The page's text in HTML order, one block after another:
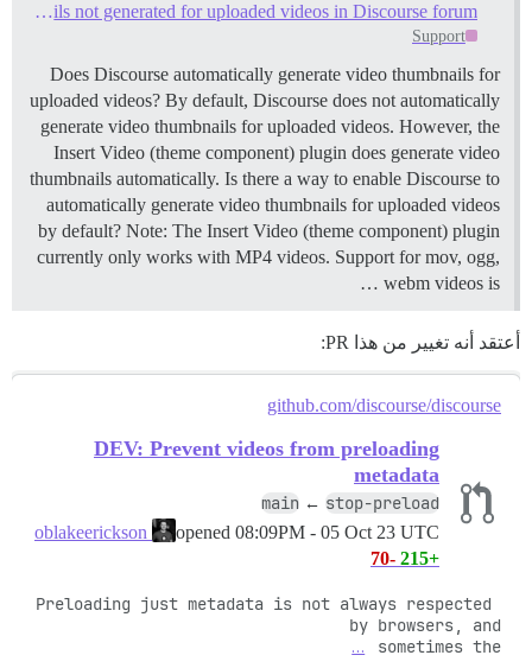
Video thumbnails not generated for uploaded videos in Discourse forum
Support
Does Discourse automatically generate video thumbnails for
uploaded videos? By default, Discourse does not automatically
generate video thumbnails for uploaded videos. However, the
Insert Video (theme component) plugin does generate video
thumbnails automatically. Is there a way to enable Discourse to
automatically generate video thumbnails for uploaded videos
by default? Note: The Insert Video (theme component) plugin
currently only works with MP4 videos. Support for mov, ogg,
webm videos is …
أعتقد أنه تغيير من هذا PR:
github.com/discourse/discourse
DEV: Prevent videos from preloading
metadata
main ← stop-preload
opened 08:09PM - 05 Oct 23 UTC
+215
-70
Preloading just metadata is not always respected
sometimes the
…